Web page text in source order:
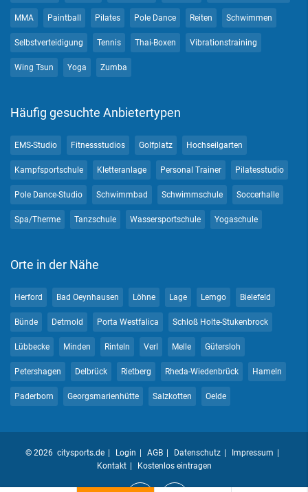
MMA Paintball Pilates Pole Dance Reiten Schwimmen
Selbstverteidigung Tennis Thai-Boxen Vibrationstraining
Wing Tsun Yoga Zumba
Häufig gesuchte Anbietertypen
EMS-Studio Fitnessstudios Golfplatz Hochseilgarten
Kampfsportschule Kletteranlage Personal Trainer Pilatesstudio
Pole Dance-Studio Schwimmbad Schwimmschule Soccerhalle
Spa/Therme Tanzschule Wassersportschule Yogaschule
Orte in der Nähe
Herford Bad Oeynhausen Löhne Lage Lemgo Bielefeld
Bünde Detmold Porta Westfalica Schloß Holte-Stukenbrock
Lübbecke Minden Rinteln Verl Melle Gütersloh
Petershagen Delbrück Rietberg Rheda-Wiedenbrück Hameln
Paderborn Georgsmarienhütte Salzkotten Oelde
© 2026 citysports.de Login AGB Datenschutz
Impressum
Kontakt
Kostenlos eintragen